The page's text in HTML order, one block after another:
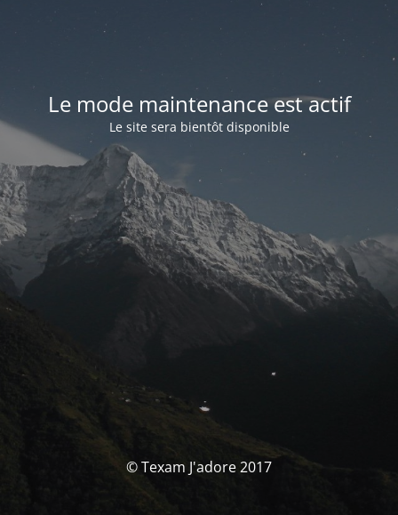
Le mode maintenance est actif
Le site sera bientôt disponible
© Texam J'adore 2017